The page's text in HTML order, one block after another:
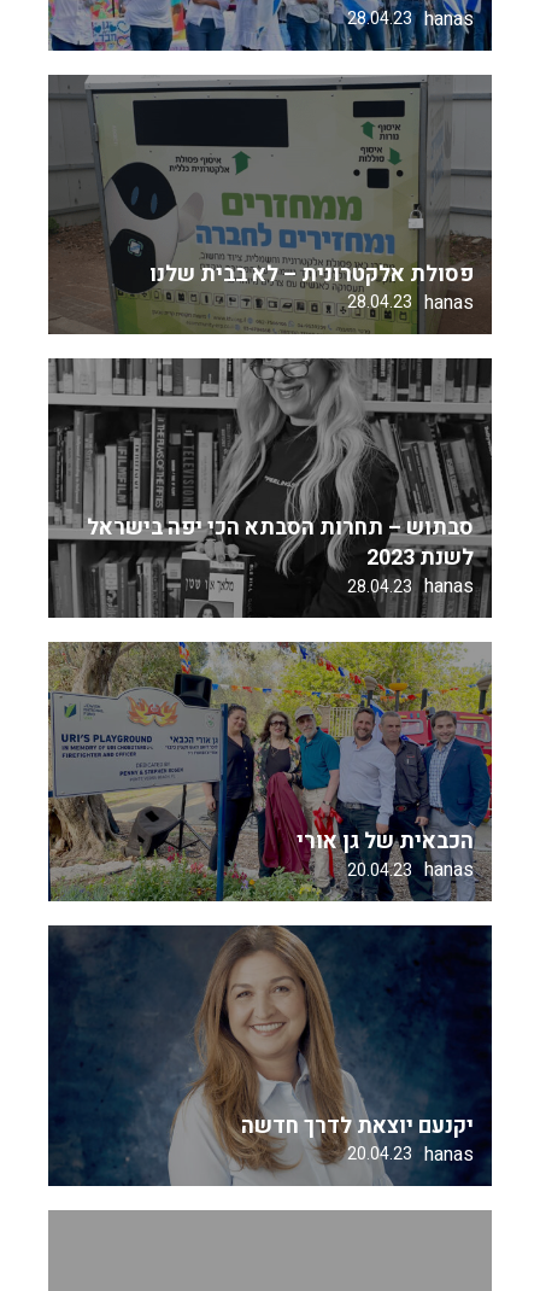
hanas
28.04.23
פסולת אלקטרונית – לא בבית שלנו
hanas
28.04.23
סבתוש – תחרות הסבתא הכי יפה בישראל
לשנת 2023
hanas
28.04.23
הכבאית של גן אורי
hanas
20.04.23
יקנעם יוצאת לדרך חדשה
hanas
20.04.23